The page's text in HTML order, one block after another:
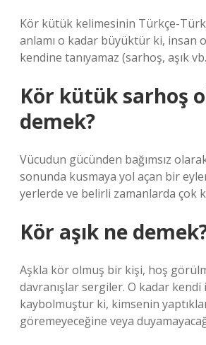
Kör kütük kelimesinin Türkçe-
anlamı o kadar büyüktür ki, insan
kendine tanıyamaz (sarhoş, aşık
Kör kütük sarhoş
demek?
Vücudun gücünden bağımsız
sonunda kusmaya yol açan bir
yerlerde ve belirli zamanlarda çok
Kör aşık ne
Aşkla kör olmuş bir kişi, hoş
davranışlar sergiler. O kadar kendi
kaybolmuştur ki, kimsenin
göremeyeceğine veya